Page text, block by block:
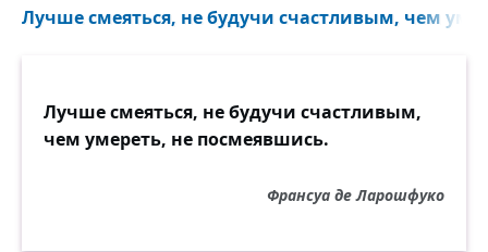
Лучше смеяться, не будучи счастливым, чем
Лучше смеяться, не будучи счастливым,
чем умереть, не посмеявшись.
Франсуа де Ларошфуко